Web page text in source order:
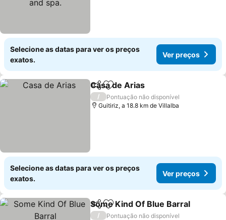
Selecione as datas para ver os preços
exatos.
Ver preços
PartilharAdicionar aos favoritos
Casa de Arias
/
Pontuação não disponível
Guitiriz, a 18.8 km de Villalba
Selecione as datas para ver os preços
exatos.
Ver preços
PartilharAdicionar aos favoritos
Some Kind Of Blue Barral
/
Pontuação não disponível